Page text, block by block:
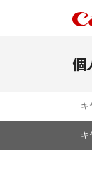
個
キ
キ